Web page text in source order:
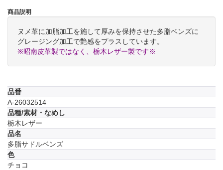
商品説明
ヌメ革に加脂加工を施して厚みを保持させた多脂ベンズに
グレージング加工で艶感をプラスしています。
※昭南皮革製ではなく、栃木レザー製です※
品番
A-26032514
品種/素材・なめし
栃木レザー
品名
多脂サドルベンズ
色
チョコ